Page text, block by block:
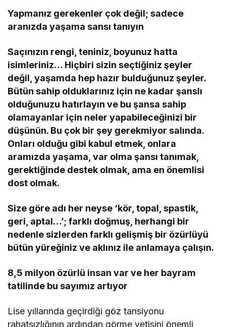
Yapmanız gerekenler çok değil; sadece
aranızda yaşama sansı tanıyın
Saçınızın rengi, teniniz, boyunuz hatta
isimleriniz… Hiçbiri sizin seçtiğiniz şeyler
değil, yaşamda hep hazır bulduğunuz şeyler.
Bütün sahip olduklarınız için ne kadar şanslı
olduğunuzu hatırlayın ve bu şansa sahip
olamayanlar için neler yapabileceğinizi bir
düşünün. Bu çok bir şey gerekmiyor salında.
Onları olduğu gibi kabul etmek, onlara
aramızda yaşama, var olma şansı tanımak,
gerektiğinde destek olmak, ama en önemlisi
dost olmak.
Size göre adı her neyse ‘kör, topal, spastik,
geri, aptal…’; farklı doğmuş, herhangi bir
nedenle sizlerden farklı gelişmiş bir özürlüyü
bütün yüreğiniz ve aklınız ile anlamaya çalışın.
8,5 milyon özürlü insan var ve her bayram
tatilinde bu sayımız artıyor
Lise yıllarında geçirdiği göz tansiyonu
rahatsızlığının ardından görme yetisini önemli